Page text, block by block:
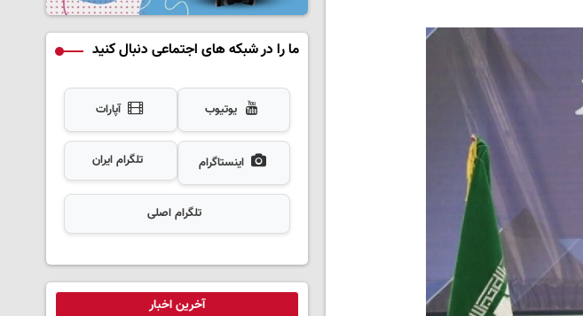
ما را در شبکه های اجتماعی دنبال کنید
یوتیوب آپارات
اینستاگرام تلگرام ایران
تلگرام اصلی
آخرین اخبار